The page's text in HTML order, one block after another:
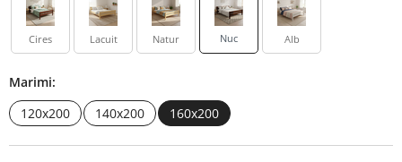
Cires Lacuit Natur Nuc Alb
Marimi:
120x200
140x200 160x200
Bufet
Biblioteca
Comode